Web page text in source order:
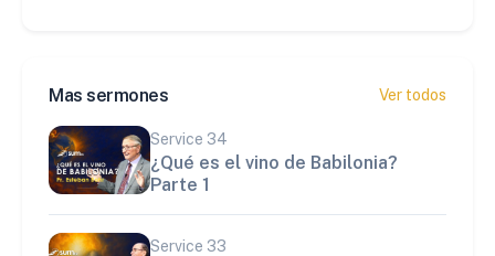
Mas sermones Ver todos
Service 34
¿Qué es el vino de Babilonia?
Parte 1
Service 33